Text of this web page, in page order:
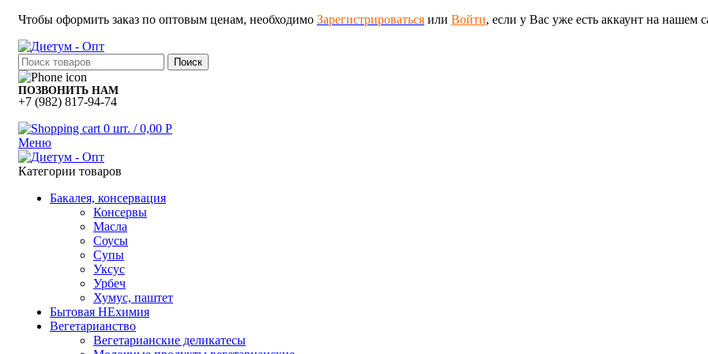
Чтобы оформить заказ по оптовым ценам, необходимо Зарегистрироваться или Войти, если у Вас уже есть аккаунт на нашем
Поиск
ПОЗВОНИТЬ НАМ
+7 (982) 817-94-74
0 шт. / 0,00 Р
Меню
Категории товаров
Бакалея, консервация
Консервы
Масла
Соусы
Супы
Уксус
Урбеч
Хумус, паштет
Бытовая НЕхимия
Вегетарианство
Вегетарианские деликатесы